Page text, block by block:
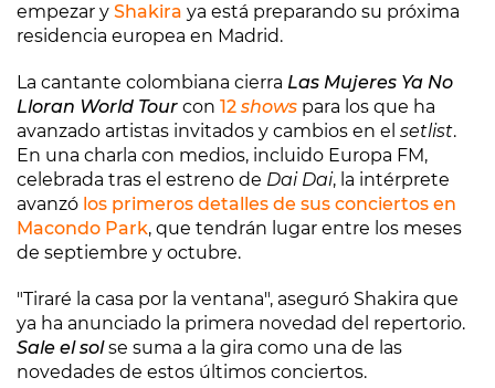
empezar y Shakira ya está preparando su próxima
residencia europea en Madrid.
La cantante colombiana cierra Las Mujeres Ya No
Lloran World Tour con 12 shows para los que ha
avanzado artistas invitados y cambios en el setlist.
En una charla con medios, incluido Europa FM,
celebrada tras el estreno de Dai Dai, la intérprete
avanzó los primeros detalles de sus conciertos en
Macondo Park, que tendrán lugar entre los meses
de septiembre y octubre.
"Tiraré la casa por la ventana", aseguró Shakira que
ya ha anunciado la primera novedad del repertorio.
Sale el solse suma a la gira como una de las
novedades de estos últimos conciertos.